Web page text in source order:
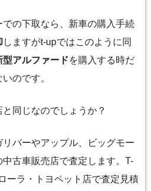
の下取なら、新車の購入手続
しますがt-upではこのように同
型アルファードを購入する時だ
のです。
同じなのでしょうか？
バーやアップル、ビッグモー
古車販売店で査定します。T-
ーラ・トヨペット店で査定見積